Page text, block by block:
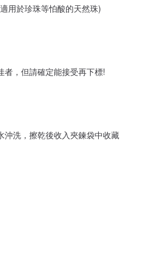
用於珍珠等怕酸的天然珠)
，但請確定能接受再下標!
洗，擦乾後收入夾鍊袋中收藏